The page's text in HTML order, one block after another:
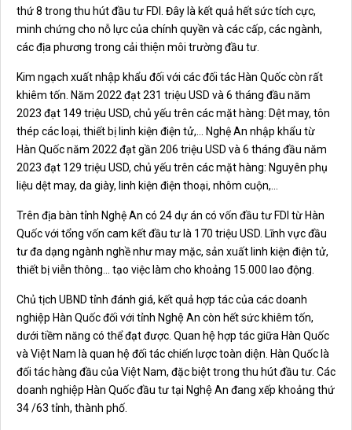
thứ 8 trong thu hút đầu tư FDI. Đây là kết quả hết sức tích cực,
minh chứng cho nỗ lực của chính quyền và các cấp, các ngành,
các địa phương trong cải thiện môi trường đầu tư.
Kim ngạch xuất nhập khẩu đối với các đối tác Hàn Quốc còn rất
khiêm tốn. Năm 2022 đạt 231 triệu USD và 6 tháng đầu năm
2023 đạt 149 triệu USD, chủ yếu trên các mặt hàng: Dệt may, tôn
thép các loại, thiết bị linh kiện điện tử,... Nghệ An nhập khẩu từ
Hàn Quốc năm 2022 đạt gần 206 triệu USD và 6 tháng đầu năm
2023 đạt 129 triệu USD, chủ yếu trên các mặt hàng: Nguyên phụ
liệu dệt may, da giày, linh kiện điện thoại, nhôm cuộn,...
Trên địa bàn tỉnh Nghệ An có 24 dự án có vốn đầu tư FDI từ Hàn
Quốc với tổng vốn cam kết đầu tư là 170 triệu USD. Lĩnh vực đầu
tư đa dạng ngành nghề như may mặc, sản xuất linh kiện điện tử,
thiết bị viễn thông... tạo việc làm cho khoảng 15.000 lao động.
Chủ tịch UBND tỉnh đánh giá, kết quả hợp tác của các doanh
nghiệp Hàn Quốc đối với tỉnh Nghệ An còn hết sức khiêm tốn,
dưới tiềm năng có thể đạt được. Quan hệ hợp tác giữa Hàn Quốc
và Việt Nam là quan hệ đối tác chiến lược toàn diện. Hàn Quốc là
đối tác hàng đầu của Việt Nam, đặc biệt trong thu hút đầu tư. Các
doanh nghiệp Hàn Quốc đầu tư tại Nghệ An đang xếp khoảng thứ
34 /63 tỉnh, thành phố.